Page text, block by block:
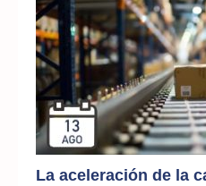
La aceleración de la